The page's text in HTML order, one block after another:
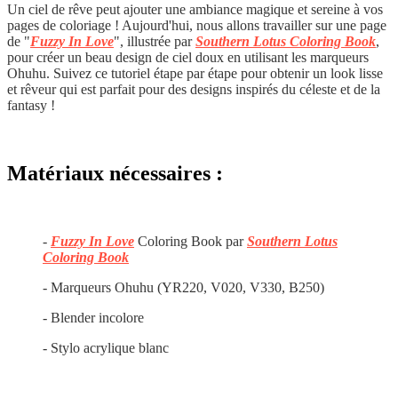
Un ciel de rêve peut ajouter une ambiance magique et sereine à vos
pages de coloriage ! Aujourd'hui, nous allons travailler sur une page
de "Fuzzy In Love", illustrée parSouthern Lotus Coloring Book,
pour créer un beau design de ciel doux en utilisant les marqueurs
Ohuhu. Suivez ce tutoriel étape par étape pour obtenir un look lisse
et rêveur qui est parfait pour des designs inspirés du céleste et de la
fantasy !
Matériaux nécessaires :
- Fuzzy In Love Coloring Book parSouthern Lotus
Coloring Book
- Marqueurs Ohuhu (YR220, V020, V330, B250)
- Blender incolore
- Stylo acrylique blanc